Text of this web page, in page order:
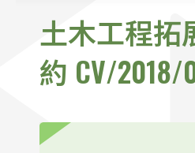
土木工程拓
約 CV/2018/